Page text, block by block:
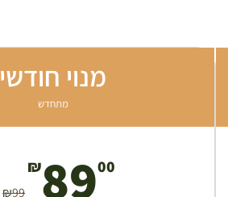
מנוי חודשי
מתחדש
₪99
₪8900